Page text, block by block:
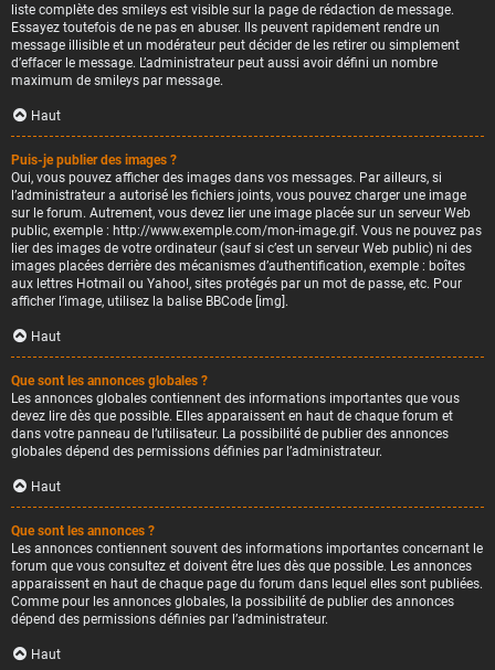
liste complète des smileys est visible sur la page de rédaction de message.
Essayez toutefois de ne pas en abuser. Ils peuvent rapidement rendre un
message illisible et un modérateur peut décider de les retirer ou simplement
d’effacer le message. L’administrateur peut aussi avoir défini un nombre
maximum de smileys par message.
Haut
Puis-je publier des images ?
Oui, vous pouvez afficher des images dans vos messages. Par ailleurs, si
l’administrateur a autorisé les fichiers joints, vous pouvez charger une image
sur le forum. Autrement, vous devez lier une image placée sur un serveur Web
public, exemple : http://www.exemple.com/mon-image.gif. Vous ne pouvez pas
lier des images de votre ordinateur (sauf si c’est un serveur Web public) ni des
images placées derrière des mécanismes d’authentification, exemple : boîtes
aux lettres Hotmail ou Yahoo!, sites protégés par un mot de passe, etc. Pour
afficher l’image, utilisez la balise BBCode [img].
Haut
Que sont les annonces globales ?
Les annonces globales contiennent des informations importantes que vous
devez lire dès que possible. Elles apparaissent en haut de chaque forum et
dans votre panneau de l’utilisateur. La possibilité de publier des annonces
globales dépend des permissions définies par l’administrateur.
Haut
Que sont les annonces ?
Les annonces contiennent souvent des informations importantes concernant le
forum que vous consultez et doivent être lues dès que possible. Les annonces
apparaissent en haut de chaque page du forum dans lequel elles sont publiées.
Comme pour les annonces globales, la possibilité de publier des annonces
dépend des permissions définies par l’administrateur.
Haut